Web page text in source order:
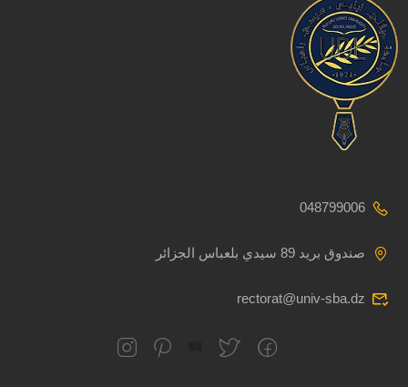
048799006
صندوق بريد 89 سيدي بلعباس الجزائر
rectorat@univ-sba.dz